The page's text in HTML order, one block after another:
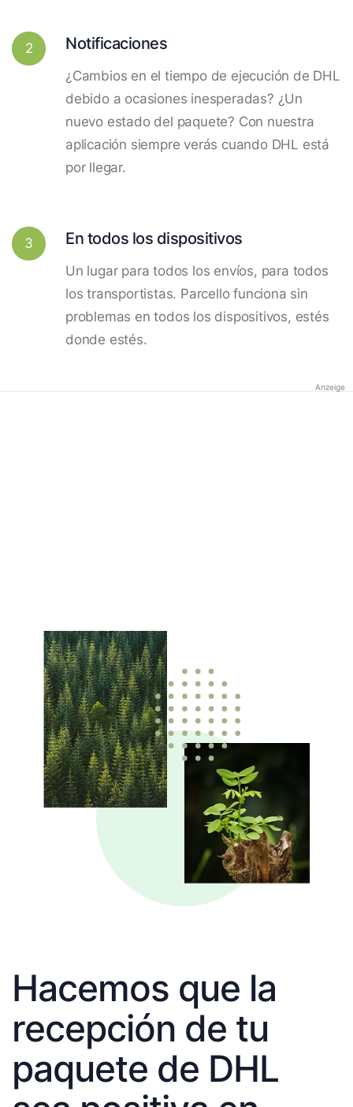
2 Notificaciones
¿Cambios en el tiempo de ejecución de DHL
debido a ocasiones inesperadas? ¿Un
nuevo estado del paquete? Con nuestra
aplicación siempre verás cuando DHL está
por llegar.
3 En todos los dispositivos
Un lugar para todos los envíos, para todos
los transportistas. Parcello funciona sin
problemas en todos los dispositivos, estés
donde estés.
Anzeige
Hacemos que la
recepción de tu
paquete de DHL